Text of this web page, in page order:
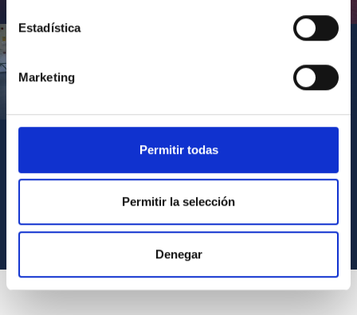
Estadística
Marketing
Permitir todas
Permitir la selección
Denegar
VER TODOS LOS ARCHIVOS MULTIMEDIA